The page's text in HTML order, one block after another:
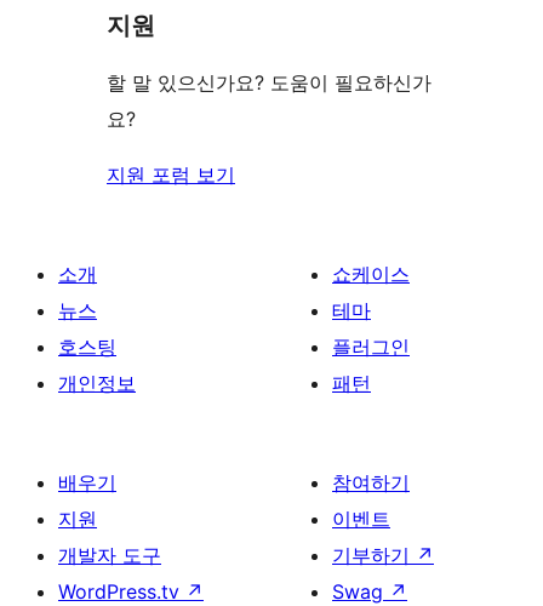
기
후
지원
할 말 있으신가요? 도움이 필요하신가
요?
지원 포럼 보기
소개
뉴스
호스팅
개인정보
쇼케이스
테마
플러그인
패턴
배우기
지원
개발자 도구
WordPress.tv ↗
참여하기
이벤트
기부하기 ↗
Swag ↗